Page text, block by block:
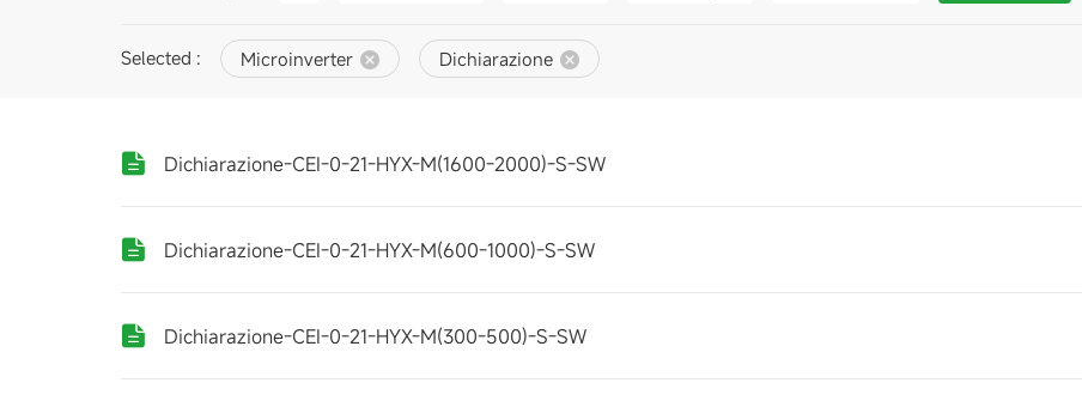
Selected : Microinverter Dichiarazione
Dichiarazione-CEI-0-21-HYX-M(1600-2000)-S-SW
Dichiarazione-CEI-0-21-HYX-M(600-1000)-S-SW
Dichiarazione-CEI-0-21-HYX-M(300-500)-S-SW